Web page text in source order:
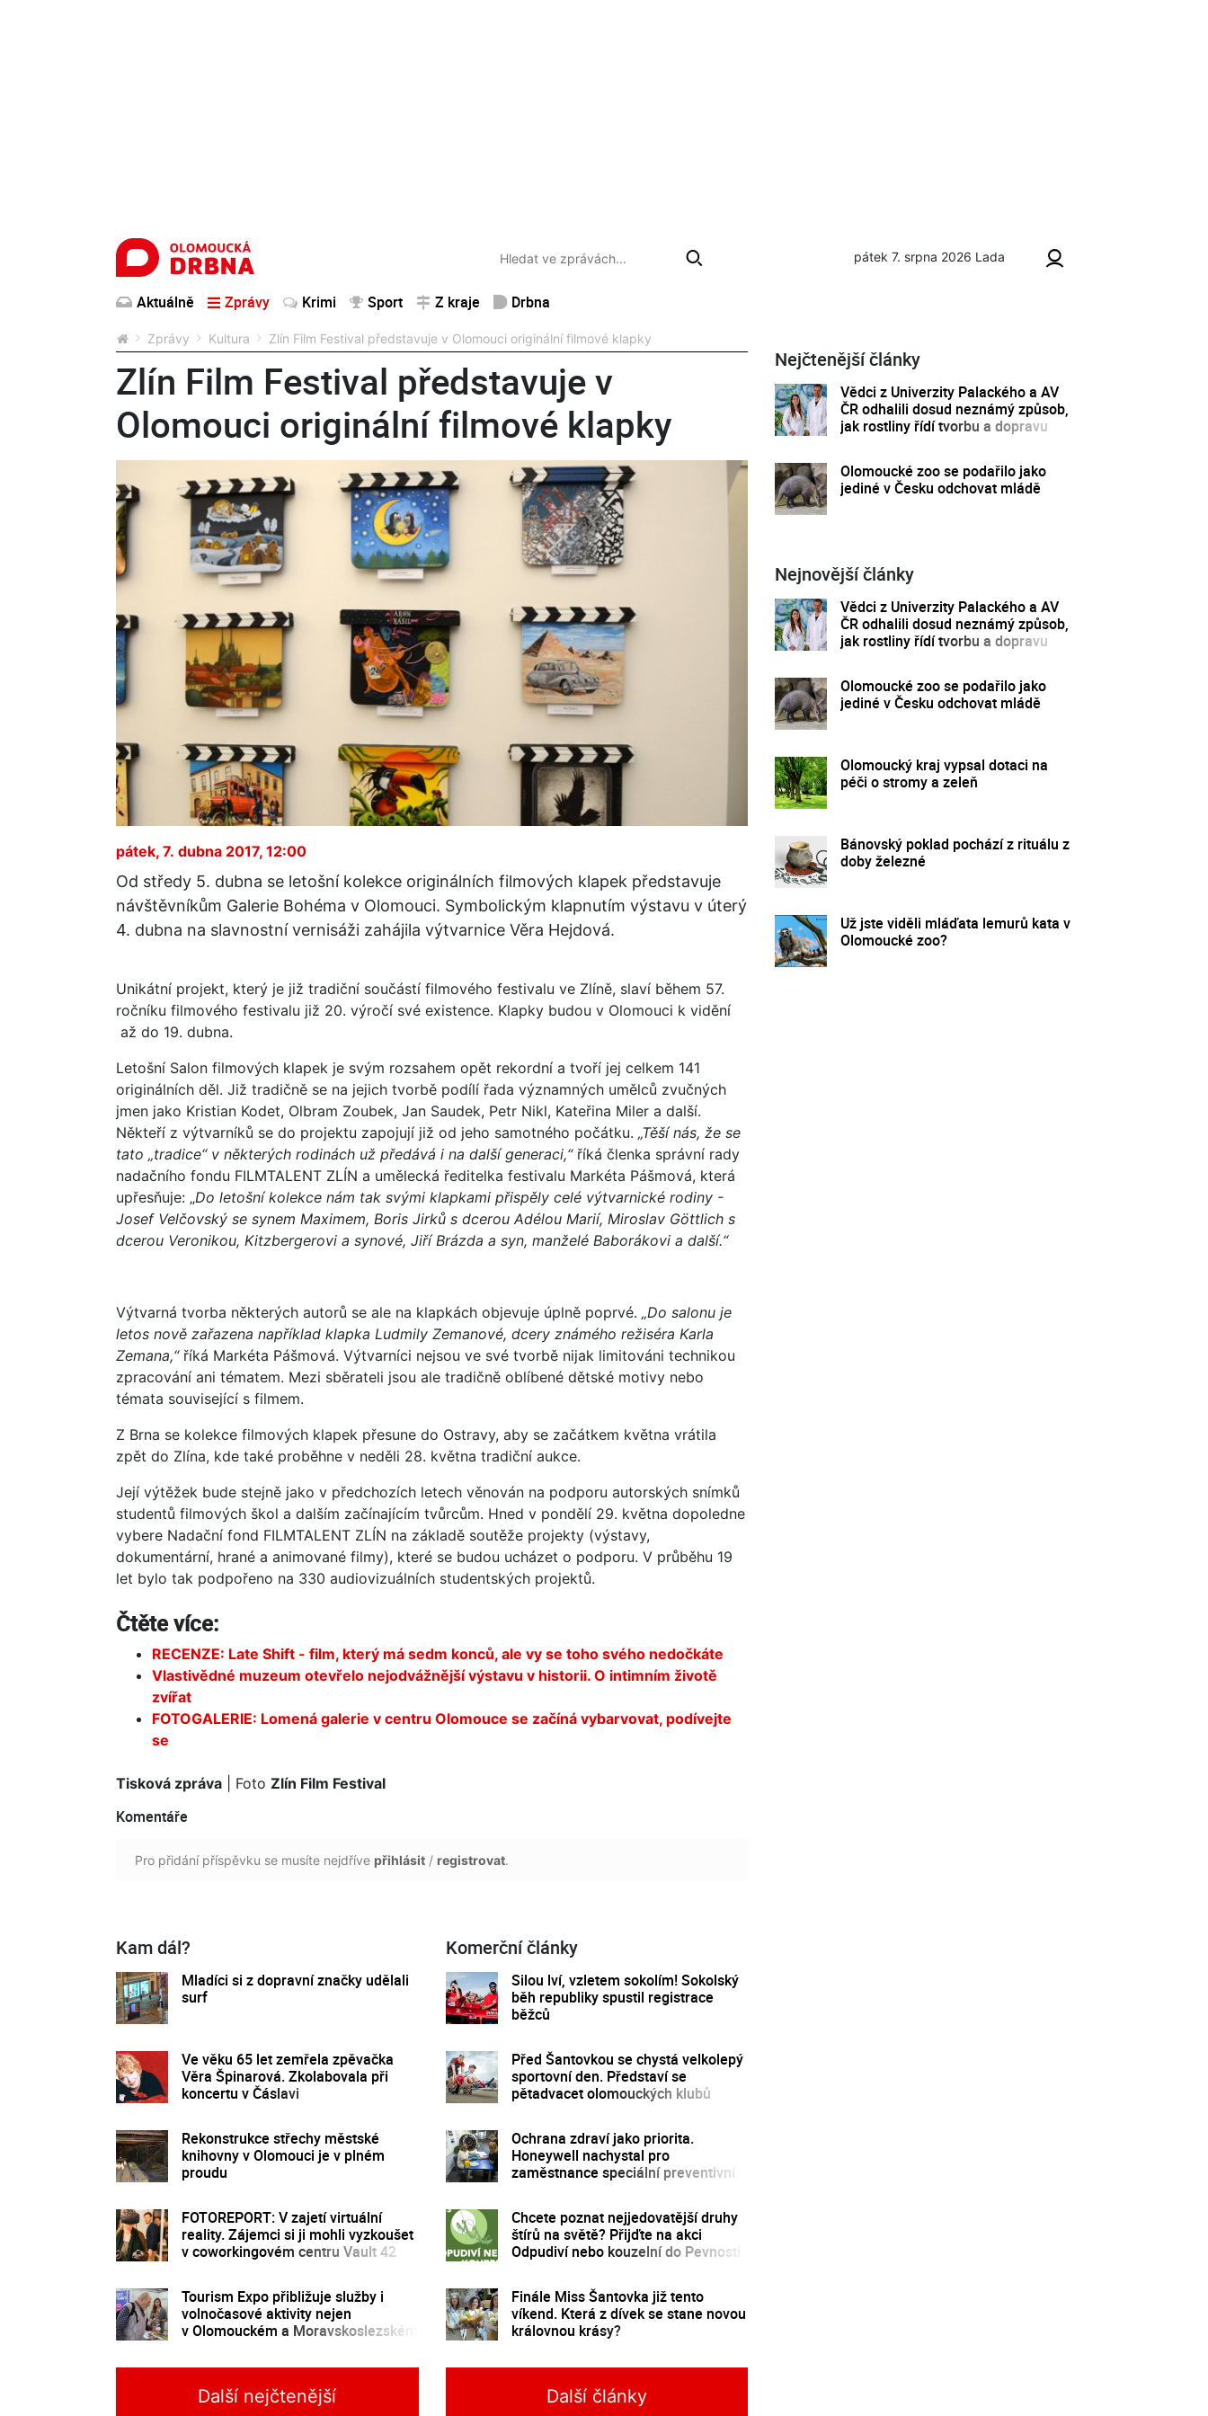
pátek 7. srpna 2026 Lada
Aktuálně Zprávy Krimi Sport Z kraje Drbna
Zprávy Kultura Zlín Film Festival představuje v Olomouci originální filmové klapky
Zlín Film Festival představuje v
Olomouci originální filmové klapky
pátek, 7. dubna 2017, 12:00
Od středy 5. dubna se letošní kolekce originálních filmových klapek představuje
návštěvníkům Galerie Bohéma v Olomouci. Symbolickým klapnutím výstavu v úterý
4. dubna na slavnostní vernisáži zahájila výtvarnice Věra Hejdová.
Unikátní projekt, který je již tradiční součástí filmového festivalu ve Zlíně, slaví během 57.
ročníku filmového festivalu již 20. výročí své existence. Klapky budou v Olomouci k vidění
až do 19. dubna.
Letošní Salon filmových klapek je svým rozsahem opět rekordní a tvoří jej celkem 141
originálních děl. Již tradičně se na jejich tvorbě podílí řada významných umělců zvučných
jmen jako Kristian Kodet, Olbram Zoubek, Jan Saudek, Petr Nikl, Kateřina Miler a další.
Někteří z výtvarníků se do projektu zapojují již od jeho samotného počátku. „Těší nás, že se
tato „tradice“ v některých rodinách už předává i na další generaci,“ říká členka správní rady
nadačního fondu FILMTALENT ZLÍN a umělecká ředitelka festivalu Markéta Pášmová, která
upřesňuje: „Do letošní kolekce nám tak svými klapkami přispěly celé výtvarnické rodiny -
Josef Velčovský se synem Maximem, Boris Jirků s dcerou Adélou Marií, Miroslav Göttlich s
dcerou Veronikou, Kitzbergerovi a synové, Jiří Brázda a syn, manželé Baborákovi a další.“
Výtvarná tvorba některých autorů se ale na klapkách objevuje úplně poprvé. „Do salonu je
letos nově zařazena například klapka Ludmily Zemanové, dcery známého režiséra Karla
Zemana,“říká Markéta Pášmová. Výtvarníci nejsou ve své tvorbě nijak limitováni technikou
zpracování ani tématem. Mezi sběrateli jsou ale tradičně oblíbené dětské motivy nebo
témata související s filmem.
Z Brna se kolekce filmových klapek přesune do Ostravy, aby se začátkem května vrátila
zpět do Zlína, kde také proběhne v neděli 28. května tradiční aukce.
Její výtěžek bude stejně jako v předchozích letech věnován na podporu autorských snímků
studentů filmových škol a dalším začínajícím tvůrcům. Hned v pondělí 29. května dopoledne
vybere Nadační fond FILMTALENT ZLÍN na základě soutěže projekty (výstavy,
dokumentární, hrané a animované filmy), které se budou ucházet o podporu. V průběhu 19
let bylo tak podpořeno na 330 audiovizuálních studentských projektů.
Čtěte více:
RECENZE: Late Shift - film, který má sedm konců, ale vy se toho svého nedočkáte
Vlastivědné muzeum otevřelo nejodvážnější výstavu v historii. O intimním životě
zvířat
FOTOGALERIE: Lomená galerie v centru Olomouce se začíná vybarvovat, podívejte
se
Tisková zpráva | Foto Zlín Film Festival
Komentáře
Pro přidání příspěvku se musíte nejdříve přihlásit / registrovat.
Kam dál?
Mladíci si z dopravní značky udělali
surf
Ve věku 65 let zemřela zpěvačka
Věra Špinarová. Zkolabovala při
koncertu v Čáslavi
Rekonstrukce střechy městské
knihovny v Olomouci je v plném
proudu
FOTOREPORT: V zajetí virtuální
reality. Zájemci si ji mohli vyzkoušet
v coworkingovém centru Vault 42
Tourism Expo přibližuje služby i
volnočasové aktivity nejen
v Olomouckém a Moravskoslezském
Komerční články
Silou lví, vzletem sokolím! Sokolský
běh republiky spustil registrace
běžců
Před Šantovkou se chystá velkolepý
sportovní den. Představí se
pětadvacet olomouckých klubů
Ochrana zdraví jako priorita.
Honeywell nachystal pro
zaměstnance speciální preventivní
Chcete poznat nejjedovatější druhy
štírů na světě? Přijďte na akci
Odpudiví nebo kouzelní do Pevnosti
Finále Miss Šantovka již tento
víkend. Která z dívek se stane novou
královnou krásy?
Další nejčtenější Další články
Nejčtenější články
Vědci z Univerzity Palackého a AV
ČR odhalili dosud neznámý způsob,
jak rostliny řídí tvorbu a dopravu
Olomoucké zoo se podařilo jako
jediné v Česku odchovat mládě
Nejnovější články
Vědci z Univerzity Palackého a AV
ČR odhalili dosud neznámý způsob,
jak rostliny řídí tvorbu a dopravu
Olomoucké zoo se podařilo jako
jediné v Česku odchovat mládě
Olomoucký kraj vypsal dotaci na
péči o stromy a zeleň
Bánovský poklad pochází z rituálu z
doby železné
Už jste viděli mláďata lemurů kata v
Olomoucké zoo?